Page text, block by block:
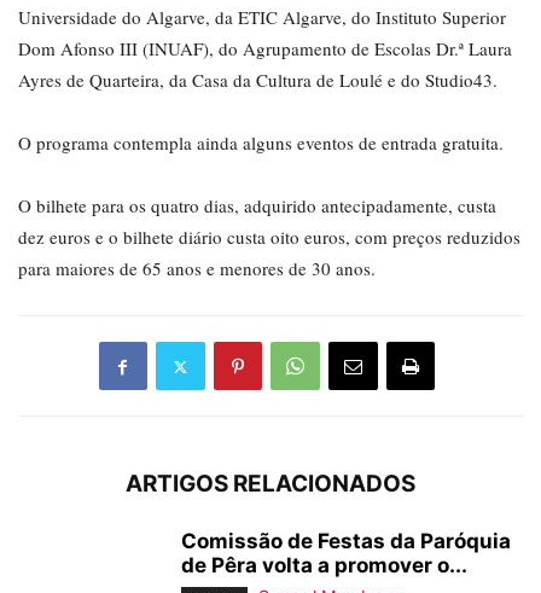
Universidade do Algarve, da ETIC Algarve, do Instituto Superior
Dom Afonso III (INUAF), do Agrupamento de Escolas Dr.ª Laura
Ayres de Quarteira, da Casa da Cultura de Loulé e do Studio43.
O programa contempla ainda alguns eventos de entrada gratuita.
O bilhete para os quatro dias, adquirido antecipadamente, custa
dez euros e o bilhete diário custa oito euros, com preços reduzidos
para maiores de 65 anos e menores de 30 anos.
ARTIGOS RELACIONADOS
Comissão de Festas da Paróquia
de Pêra volta a promover o...